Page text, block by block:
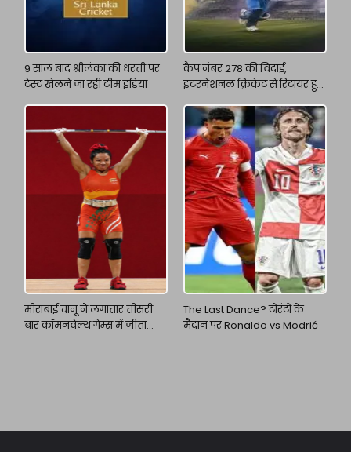
9 साल बाद श्रीलंका की धरती पर
टेस्ट खेलने जा रही टीम इंडिया
कैप नंबर 278 की विदाई,
इंटरनेशनल क्रिकेट से रिटायर हुए
मीराबाई चानू ने लगातार तीसरी
बार कॉमनवेल्थ गेम्स में जीता
The Last Dance? टोरंटो के
मैदान पर Ronaldo vs Modrić